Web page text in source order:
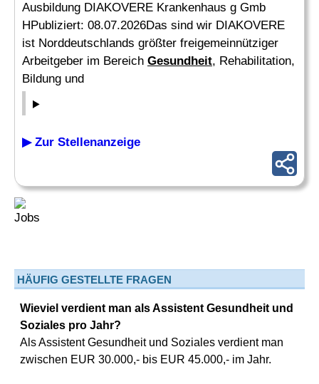
Ausbildung DIAKOVERE Krankenhaus g Gmb
HPubliziert: 08.07.2026Das sind wir DIAKOVERE
ist Norddeutschlands größter freigemeinnütziger
Arbeitgeber im Bereich Gesundheit, Rehabilitation,
Bildung und
▶ Zur Stellenanzeige
HÄUFIG GESTELLTE FRAGEN
Wieviel verdient man als Assistent Gesundheit und
Soziales pro Jahr?
Als Assistent Gesundheit und Soziales verdient man
zwischen EUR 30.000,- bis EUR 45.000,- im Jahr.